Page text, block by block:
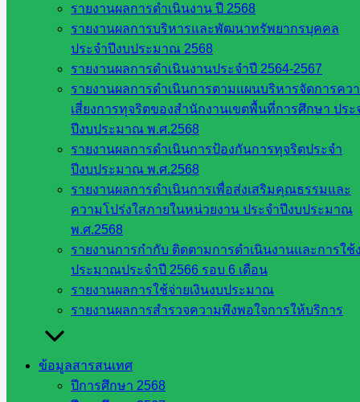
รายงานผลการดำเนินงาน ปี 2568
รายงานผลการบริหารและพัฒนาทรัพยากรบุคคล
ประจำปีงบประมาณ 2568
รายงานผลการดำเนินงานประจำปี 2564-2567
รายงานผลการดำเนินการตามแผนบริหารจัดการคว
เสี่ยงการทุจริตของสำนักงานเขตพื้นที่การศึกษา ประ
ปีงบประมาณ พ.ศ.2568
รายงานผลการดำเนินการป้องกันการทุจริตประจำ
ปีงบประมาณ พ.ศ.2568
รายงานผลการดำเนินการเพื่อส่งเสริมคุณธรรมและ
ความโปร่งใสภายในหน่วยงาน ประจำปีงบประมาณ
พ.ศ.2568
รายงานการกำกับ ติดตามการดำเนินงานและการใช้
ประมาณประจำปี 2566 รอบ 6 เดือน
รายงานผลการใช้จ่ายเงินงบประมาณ
รายงานผลการสำรวจความพึงพอใจการให้บริการ
ข้อมูลสารสนเทศ
ปีการศึกษา 2568
จังหวัด
สระแก้ว
ศึกษาธิการ
จังหวัด
สระแก้ว
สำนักงาน
ส.ก.ส.ค.
จังหวัด
สระแก้ว
สพป.
สระแก้ว
สพป.สระแก้ว
โรงเรียน
ในสังกัด
สพป.สระแก้ว
โรงเรียน
ในสังกัด